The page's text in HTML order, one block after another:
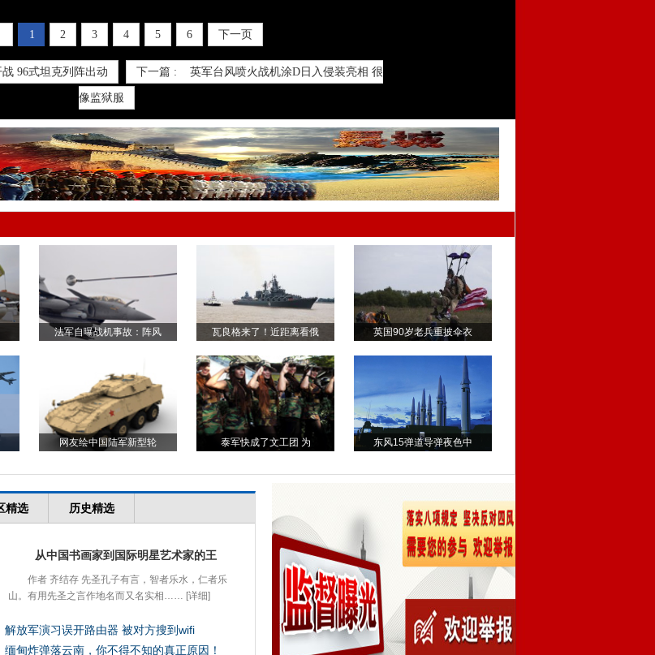
1 2 3 4 5 6 下一页
96式坦克列阵出动 下一篇 : 英军台风喷火战机涂D日入侵装亮相 很
像监狱服
法军自曝战机事故：阵风 瓦良格来了！近距离看俄 英国90岁老兵重披伞衣
网友绘中国陆军新型轮 泰军快成了文工团 为 东风15弹道导弹夜色中
精选 历史精选
从中国书画家到国际明星艺术家的王
作者 齐结存 先圣孔子有言，智者乐水，仁者乐
山。有用先圣之言作地名而又名实相…… [详细]
解放军演习误开路由器 被对方搜到wifi
缅甸炸弹落云南，你不得不知的真正原因！